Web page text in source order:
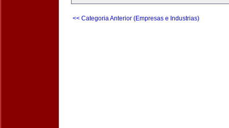
<< Categoria Anterior (Empresas e Industrias)